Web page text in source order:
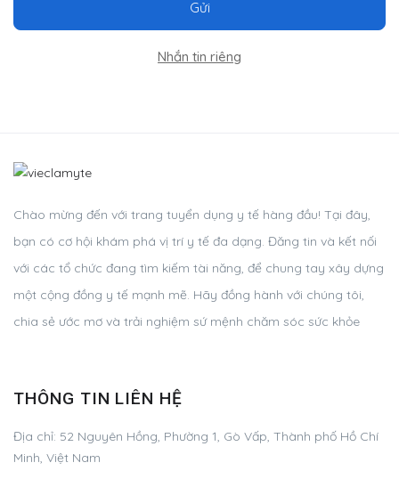
Gửi
Nhắn tin riêng
Chào mừng đến với trang tuyển dụng y tế hàng đầu! Tại đây,
bạn có cơ hội khám phá vị trí y tế đa dạng. Đăng tin và kết nối
với các tổ chức đang tìm kiếm tài năng, để chung tay xây dựng
một cộng đồng y tế mạnh mẽ. Hãy đồng hành với chúng tôi,
chia sẻ ước mơ và trải nghiệm sứ mệnh chăm sóc sức khỏe
THÔNG TIN LIÊN HỆ
Địa chỉ: 52 Nguyên Hồng, Phường 1, Gò Vấp, Thành phố Hồ Chí
Minh, Việt Nam